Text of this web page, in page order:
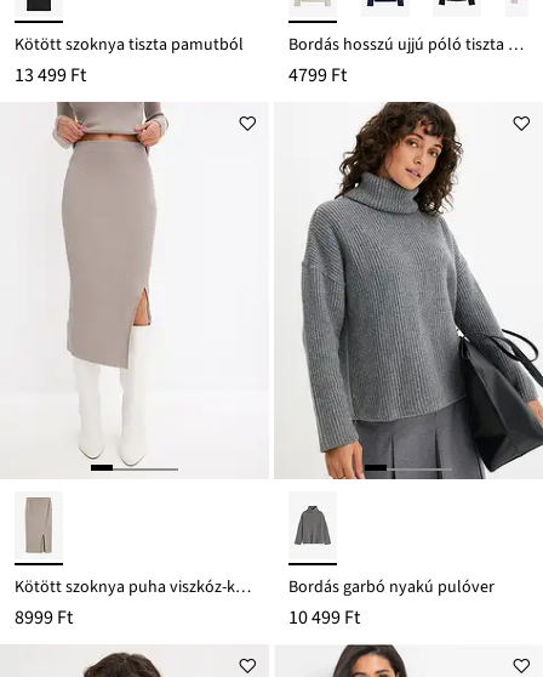
Kötött szoknya tiszta pamutból
13 499 Ft
Bordás hosszú ujjú póló tiszta pamutból
4799 Ft
Kötött szoknya puha viszkóz-keverékből
8999 Ft
Bordás garbó nyakú pulóver
10 499 Ft